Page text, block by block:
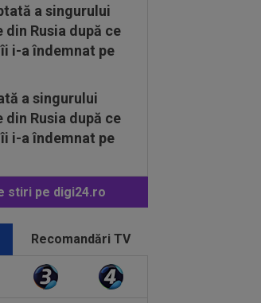
a singurului
Rusia după ce
i-a îndemnat pe
stiri pe digi24.ro
Recomandări TV